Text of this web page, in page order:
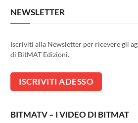
NEWSLETTER
Iscriviti alla Newsletter per ricevere gli
di BitMAT Edizioni.
BITMATV – I VIDEO DI BITMAT